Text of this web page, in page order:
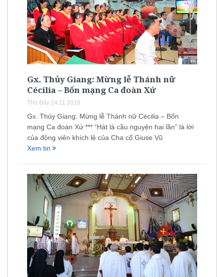
Gx. Thủy Giang: Mừng lễ Thánh nữ
Cécilia – Bổn mạng Ca đoàn Xứ
Thứ Bảy 24.11.2018
Gx. Thủy Giang: Mừng lễ Thánh nữ Cécilia – Bổn
mạng Ca đoàn Xứ *** “Hát là cầu nguyện hai lần” là lời
của động viên khích lệ của Cha cố Giuse Vũ
Xem tin